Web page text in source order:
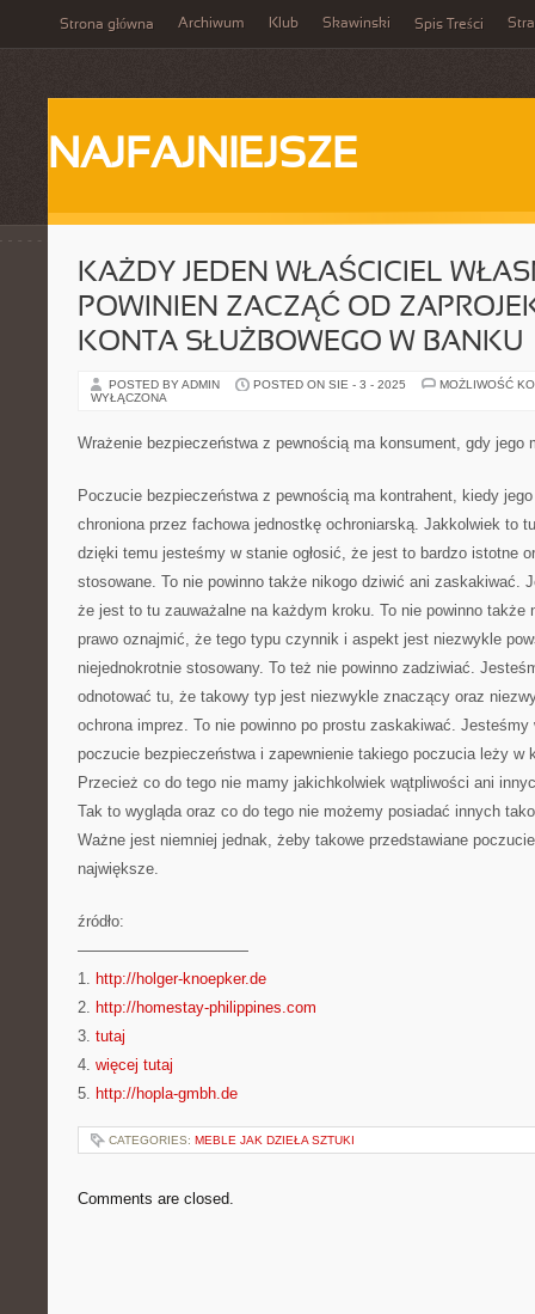
Strona główna Archiwum Klub Skawinski Spis Treści
NAJFAJNIEJSZE
KAŻDY JEDEN WŁAŚCICIEL
POWINIEN ZACZĄĆ OD
KONTA SŁUŻBOWEGO W BANKU
POSTED BY ADMIN POSTED ON SIE - 3 - 2025
MOŻLIWOŚĆ
WYŁĄCZONA
Wrażenie bezpieczeństwa z pewnością ma konsument, gdy jego
Poczucie bezpieczeństwa z pewnością ma kontrahent, kiedy
chroniona przez fachowa jednostkę ochroniarską. Jakkolwiek to
dzięki temu jesteśmy w stanie ogłosić, że jest to bardzo istotne
stosowane. To nie powinno także nikogo dziwić ani zaskakiwać.
że jest to tu zauważalne na każdym kroku. To nie powinno także
prawo oznajmić, że tego typu czynnik i aspekt jest niezwykle
niejednokrotnie stosowany. To też nie powinno zadziwiać.
odnotować tu, że takowy typ jest niezwykle znaczący oraz
ochrona imprez. To nie powinno po prostu zaskakiwać. Jesteśmy
poczucie bezpieczeństwa i zapewnienie takiego poczucia leży w
Przecież co do tego nie mamy jakichkolwiek wątpliwości ani
Tak to wygląda oraz co do tego nie możemy posiadać innych
Ważne jest niemniej jednak, żeby takowe przedstawiane
największe.
źródło:
———————————
1. http://holger-knoepker.de
2. http://homestay-philippines.com
3. tutaj
4. więcej tutaj
5. http://hopla-gmbh.de
CATEGORIES: MEBLE JAK DZIEŁA SZTUKI
Comments are closed.